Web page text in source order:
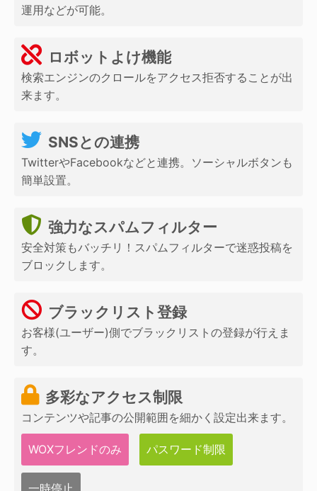
運用などが可能。
ロボットよけ機能
検索エンジンのクロールをアクセス拒否することが出
来ます。
SNSとの連携
TwitterやFacebookなどと連携。ソーシャルボタンも
簡単設置。
強力なスパムフィルター
安全対策もバッチリ！スパムフィルターで迷惑投稿を
ブロックします。
ブラックリスト登録
お客様(ユーザー)側でブラックリストの登録が行えま
す。
多彩なアクセス制限
コンテンツや記事の公開範囲を細かく設定出来ます。
WOXフレンドのみ パスワード制限
一時停止